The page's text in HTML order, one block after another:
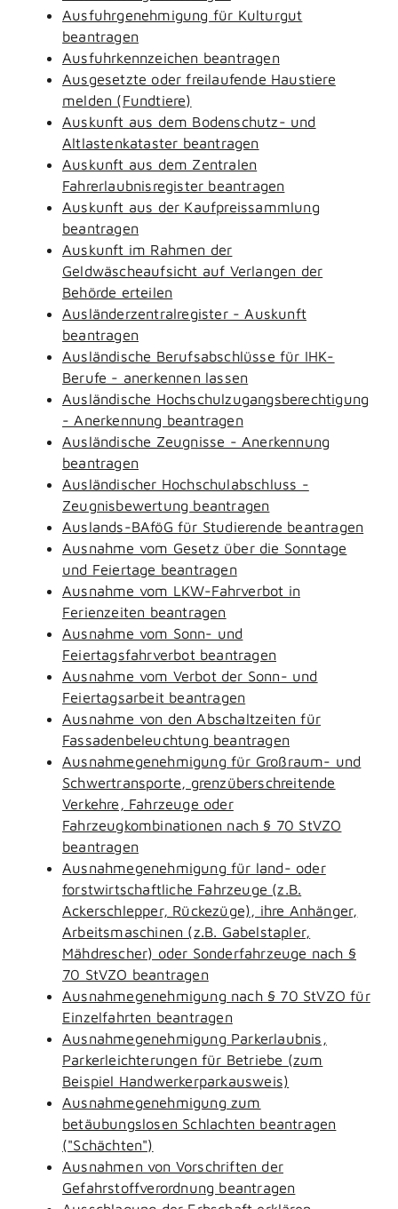
Ausfuhrgenehmigung für Kulturgut
beantragen
Ausfuhrkennzeichen beantragen
Ausgesetzte oder freilaufende Haustiere
melden (Fundtiere)
Auskunft aus dem Bodenschutz- und
Altlastenkataster beantragen
Auskunft aus dem Zentralen
Fahrerlaubnisregister beantragen
Auskunft aus der Kaufpreissammlung
beantragen
Auskunft im Rahmen der
Geldwäscheaufsicht auf Verlangen der
Behörde erteilen
Ausländerzentralregister - Auskunft
beantragen
Ausländische Berufsabschlüsse für IHK-
Berufe - anerkennen lassen
Ausländische Hochschulzugangsberechtigung
- Anerkennung beantragen
Ausländische Zeugnisse - Anerkennung
beantragen
Ausländischer Hochschulabschluss -
Zeugnisbewertung beantragen
Auslands-BAföG für Studierende beantragen
Ausnahme vom Gesetz über die Sonntage
und Feiertage beantragen
Ausnahme vom LKW-Fahrverbot in
Ferienzeiten beantragen
Ausnahme vom Sonn- und
Feiertagsfahrverbot beantragen
Ausnahme vom Verbot der Sonn- und
Feiertagsarbeit beantragen
Ausnahme von den Abschaltzeiten für
Fassadenbeleuchtung beantragen
Ausnahmegenehmigung für Großraum- und
Schwertransporte, grenzüberschreitende
Verkehre, Fahrzeuge oder
Fahrzeugkombinationen nach § 70 StVZO
beantragen
Ausnahmegenehmigung für land- oder
forstwirtschaftliche Fahrzeuge (z.B.
Ackerschlepper, Rückezüge), ihre Anhänger,
Arbeitsmaschinen (z.B. Gabelstapler,
Mähdrescher) oder Sonderfahrzeuge nach §
70 StVZO beantragen
Ausnahmegenehmigung nach § 70 StVZO für
Einzelfahrten beantragen
Ausnahmegenehmigung Parkerlaubnis,
Parkerleichterungen für Betriebe (zum
Beispiel Handwerkerparkausweis)
Ausnahmegenehmigung zum
betäubungslosen Schlachten beantragen
("Schächten")
Ausnahmen von Vorschriften der
Gefahrstoffverordnung beantragen